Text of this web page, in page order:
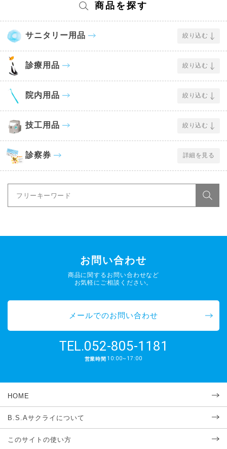
商品を探す
サニタリー用品 絞り込む
診療用品 絞り込む
院内用品 絞り込む
技工用品 絞り込む
診察券 詳細を見る
お問い合わせ
商品に関するお問い合わせなど
お気軽にご相談ください。
メールでのお問い合わせ
TEL.052-805-1181
営業時間 10:00~17:00
HOME
B.S.Aサクライについて
このサイトの使い方